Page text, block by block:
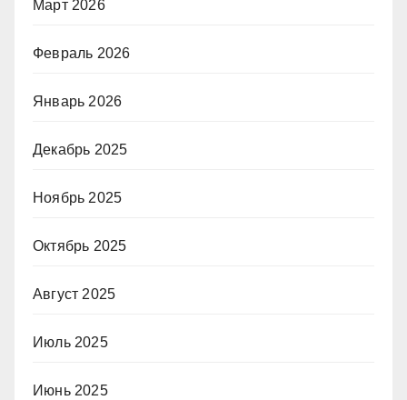
Март 2026
Февраль 2026
Январь 2026
Декабрь 2025
Ноябрь 2025
Октябрь 2025
Август 2025
Июль 2025
Июнь 2025